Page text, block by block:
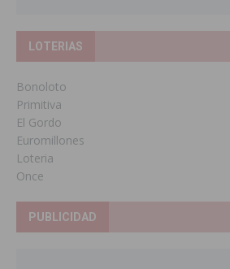
LOTERIAS
Bonoloto
Primitiva
El Gordo
Euromillones
Loteria
Once
PUBLICIDAD